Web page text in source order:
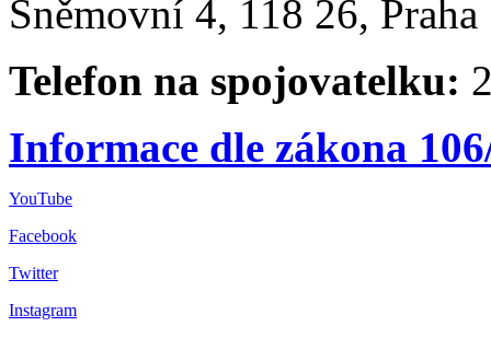
Sněmovní 4, 118 26,
Telefon na spojovatelku:
Informace dle zákona
YouTube
Facebook
Twitter
Instagram